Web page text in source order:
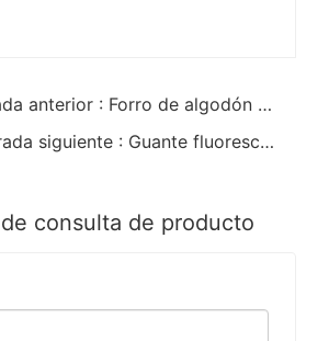
Anterior entrada anterior : Forro de algodón verde con guantes a prueba de químicos
Siguiente entrada siguiente : Guante fluorescente de PVC naranja.Acabado liso.Manguito de seguridad
consulta de producto